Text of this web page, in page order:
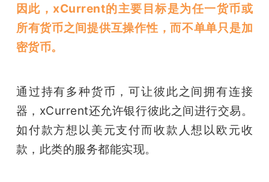
因此，xCurrent的主要目标是为任一货币或
所有货币之间提供互操作性，而不单单只是加
密货币。
通过持有多种货币，可让彼此之间拥有连接
器，xCurrent还允许银行彼此之间进行交易。
如付款方想以美元支付而收款人想以欧元收
款，此类的服务都能实现。